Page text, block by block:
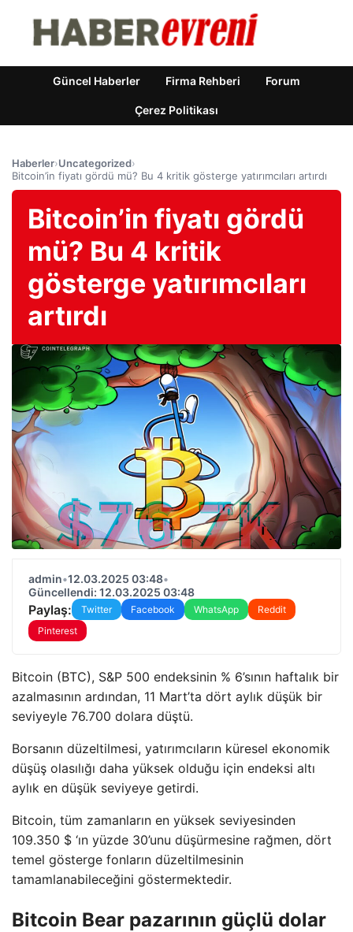
Güncel Haberler Firma Rehberi Forum
Çerez Politikası
Haberler›Uncategorized›
Bitcoin’in fiyatı gördü mü? Bu 4 kritik gösterge yatırımcıları artırdı
Bitcoin’in fiyatı gördü
mü? Bu 4 kritik
gösterge yatırımcıları
artırdı
admin•12.03.2025 03:48•
Güncellendi: 12.03.2025 03:48
Paylaş: Twitter Facebook WhatsApp
Reddit
Pinterest
Bitcoin (BTC), S&P 500 endeksinin % 6’sının haftalık bir
azalmasının ardından, 11 Mart’ta dört aylık düşük bir
seviyeyle 76.700 dolara düştü.
Borsanın düzeltilmesi, yatırımcıların küresel ekonomik
düşüş olasılığı daha yüksek olduğu için endeksi altı
aylık en düşük seviyeye getirdi.
Bitcoin, tüm zamanların en yüksek seviyesinden
109.350 $ ‘ın yüzde 30’unu düşürmesine rağmen, dört
temel gösterge fonların düzeltilmesinin
tamamlanabileceğini göstermektedir.
Bitcoin Bear pazarının güçlü dolar